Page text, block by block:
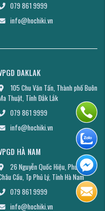
079 861 9999
info@hochiki.vn
DAKLAK
105 Chu Văn Tấn, Thành phố Buôn
Thuật, Tỉnh Đắk Lắk
079 861 9999
info@hochiki.vn
HÀ NAM
26 Nguyễn Quốc Hiệu, Phường
Cầu, Tp Phủ Lý, Tỉnh Hà Nam
079 861 9999
info@hochiki.vn